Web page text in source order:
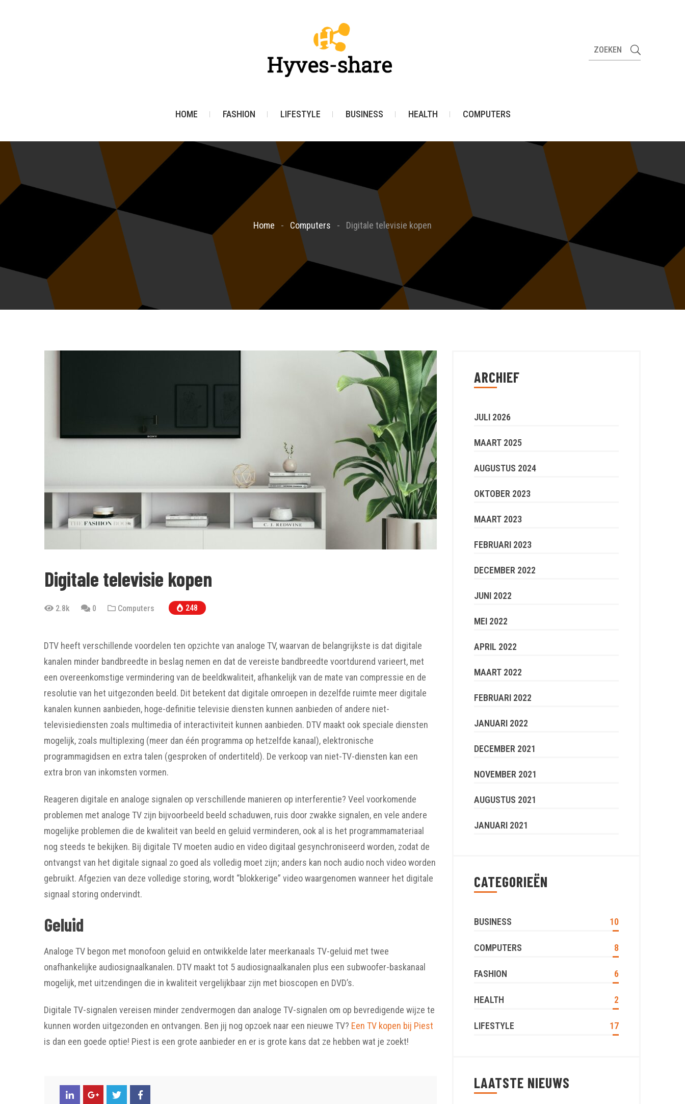
HOME FASHION LIFESTYLE BUSINESS HEALTH COMPUTERS
Home Computers Digitale televisie kopen
Digitale televisie kopen
2.8k 0 Computers 248
DTV heeft verschillende voordelen ten opzichte van analoge TV, waarvan de belangrijkste is dat digitale
kanalen minder bandbreedte in beslag nemen en dat de vereiste bandbreedte voortdurend varieert, met
een overeenkomstige vermindering van de beeldkwaliteit, afhankelijk van de mate van compressie en de
resolutie van het uitgezonden beeld. Dit betekent dat digitale omroepen in dezelfde ruimte meer digitale
kanalen kunnen aanbieden, hoge-definitie televisie diensten kunnen aanbieden of andere niet-
televisiediensten zoals multimedia of interactiviteit kunnen aanbieden. DTV maakt ook speciale diensten
mogelijk, zoals multiplexing (meer dan één programma op hetzelfde kanaal), elektronische
programmagidsen en extra talen (gesproken of ondertiteld). De verkoop van niet-TV-diensten kan een
extra bron van inkomsten vormen.
Reageren digitale en analoge signalen op verschillende manieren op interferentie? Veel voorkomende
problemen met analoge TV zijn bijvoorbeeld beeld schaduwen, ruis door zwakke signalen, en vele andere
mogelijke problemen die de kwaliteit van beeld en geluid verminderen, ook al is het programmamateriaal
nog steeds te bekijken. Bij digitale TV moeten audio en video digitaal gesynchroniseerd worden, zodat de
ontvangst van het digitale signaal zo goed als volledig moet zijn; anders kan noch audio noch video worden
gebruikt. Afgezien van deze volledige storing, wordt “blokkerige” video waargenomen wanneer het digitale
signaal storing ondervindt.
Geluid
Analoge TV begon met monofoon geluid en ontwikkelde later meerkanaals TV-geluid met twee
onafhankelijke audiosignaalkanalen. DTV maakt tot 5 audiosignaalkanalen plus een subwoofer-baskanaal
mogelijk, met uitzendingen die in kwaliteit vergelijkbaar zijn met bioscopen en DVD’s.
Digitale TV-signalen vereisen minder zendvermogen dan analoge TV-signalen om op bevredigende wijze te
kunnen worden uitgezonden en ontvangen. Ben jij nog opzoek naar een nieuwe TV? Een TV kopen bij Piest
is dan een goede optie! Piest is een grote aanbieder en er is grote kans dat ze hebben wat je zoekt!
ARCHIEF
JULI 2026
MAART 2025
AUGUSTUS 2024
OKTOBER 2023
MAART 2023
FEBRUARI 2023
DECEMBER 2022
JUNI 2022
MEI 2022
APRIL 2022
MAART 2022
FEBRUARI 2022
JANUARI 2022
DECEMBER 2021
NOVEMBER 2021
AUGUSTUS 2021
JANUARI 2021
CATEGORIEËN
BUSINESS 10
COMPUTERS 8
FASHION 6
HEALTH 2
LIFESTYLE 17
LAATSTE NIEUWS